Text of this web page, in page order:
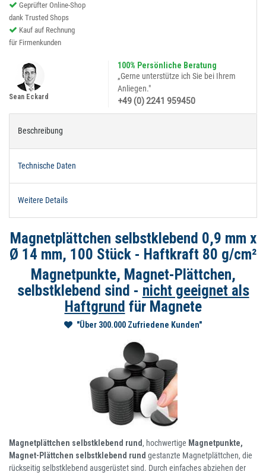
Geprüfter Online-Shop
dank Trusted Shops
Kauf auf Rechnung
für Firmenkunden
100% Persönliche Beratung
„Gerne unterstütze ich Sie bei Ihrem
Anliegen."
+49 (0) 2241 959450
Sean Eckard
Beschreibung
Technische Daten
Weitere Details
Magnetplättchen selbstklebend 0,9 mm x
Ø 14 mm, 100 Stück - Haftkraft 80 g/cm²
Magnetpunkte, Magnet-Plättchen,
selbstklebend sind - nicht geeignet als
Haftgrund für Magnete
"Über 300.000 Zufriedene Kunden"
Magnetplättchen selbstklebend rund , hochwertige Magnetpunkte,
Magnet-Plättchen selbstklebend rund gestanzte Magnetplättchen, die
rückseitig selbstklebend ausgerüstet sind. Durch einfaches abziehen der